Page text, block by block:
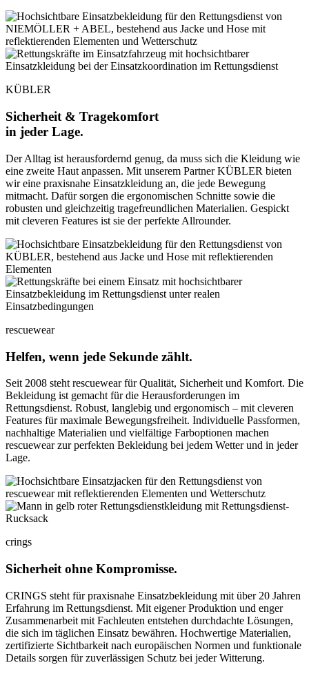
KÜBLER
Sicherheit & Tragekomfort
in jeder Lage.
Der Alltag ist herausfordernd genug, da muss sich die Kleidung wie
eine zweite Haut anpassen. Mit unserem Partner KÜBLER bieten
wir eine praxisnahe Einsatzkleidung an, die jede Bewegung
mitmacht. Dafür sorgen die ergonomischen Schnitte sowie die
robusten und gleichzeitig tragefreundlichen Materialien. Gespickt
mit cleveren Features ist sie der perfekte Allrounder.
rescuewear
Helfen, wenn jede Sekunde zählt.
Seit 2008 steht rescuewear für Qualität, Sicherheit und Komfort. Die
Bekleidung ist gemacht für die Herausforderungen im
Rettungsdienst. Robust, langlebig und ergonomisch – mit cleveren
Features für maximale Bewegungsfreiheit. Individuelle Passformen,
nachhaltige Materialien und vielfältige Farboptionen machen
rescuewear zur perfekten Bekleidung bei jedem Wetter und in jeder
Lage.
crings
Sicherheit ohne Kompromisse.
CRINGS steht für praxisnahe Einsatzbekleidung mit über 20 Jahren
Erfahrung im Rettungsdienst. Mit eigener Produktion und enger
Zusammenarbeit mit Fachleuten entstehen durchdachte Lösungen,
die sich im täglichen Einsatz bewähren. Hochwertige Materialien,
zertifizierte Sichtbarkeit nach europäischen Normen und funktionale
Details sorgen für zuverlässigen Schutz bei jeder Witterung.